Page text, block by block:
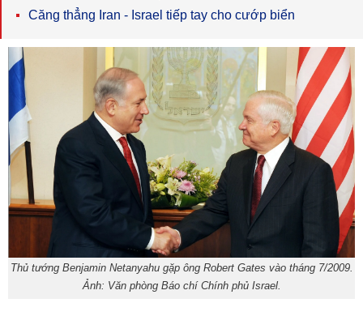
Căng thẳng Iran - Israel tiếp tay cho cướp biển
Thủ tướng Benjamin Netanyahu gặp ông Robert Gates vào tháng 7/2009.
Ảnh: Văn phòng Báo chí Chính phủ Israel.